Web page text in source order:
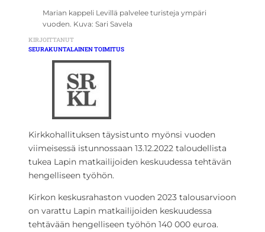
Marian kappeli Levillä palvelee turisteja ympäri
vuoden. Kuva: Sari Savela
KIRJOITTANUT
SEURAKUNTALAINEN TOIMITUS
Kirkkohallituksen täysistunto myönsi vuoden
viimeisessä istunnossaan 13.12.2022 taloudellista
tukea Lapin matkailijoiden keskuudessa tehtävän
hengelliseen työhön.
Kirkon keskusrahaston vuoden 2023 talousarvioon
on varattu Lapin matkailijoiden keskuudessa
tehtävään hengelliseen työhön 140 000 euroa.